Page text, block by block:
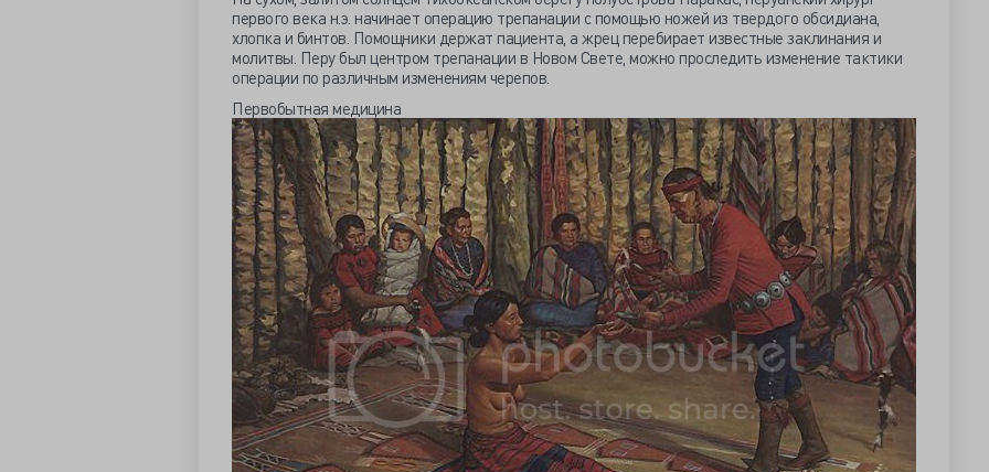
первого века н.э. начинает операцию трепанации с помощью ножей из твердого обсидиана,
хлопка и бинтов. Помощники держат пациента, а жрец перебирает известные заклинания и
молитвы. Перу был центром трепанации в Новом Свете, можно проследить изменение тактики
операции по различным изменениям черепов.
Первобытная медицина